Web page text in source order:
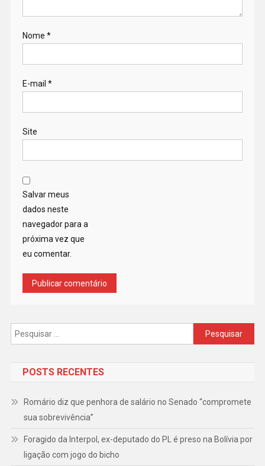
Nome *
E-mail *
Site
Salvar meus
dados neste
navegador para a
próxima vez que
eu comentar.
Pesquisar
por:
POSTS RECENTES
Romário diz que penhora de salário no Senado “compromete
sua sobrevivência”
Foragido da Interpol, ex-deputado do PL é preso na Bolívia por
ligação com jogo do bicho